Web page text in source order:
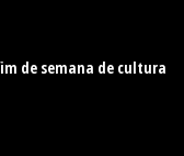
de semana de cultura